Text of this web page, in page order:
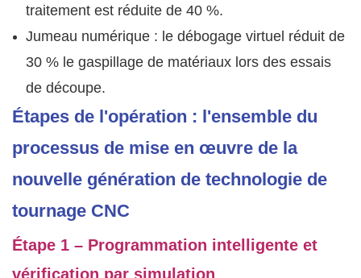
traitement est réduite de 40 %.
Jumeau numérique : le débogage virtuel réduit de
30 % le gaspillage de matériaux lors des essais
de découpe.
Étapes de l'opération : l'ensemble du
processus de mise en œuvre de la
nouvelle génération de technologie de
tournage CNC
Étape 1 – Programmation intelligente et
vérification par simulation